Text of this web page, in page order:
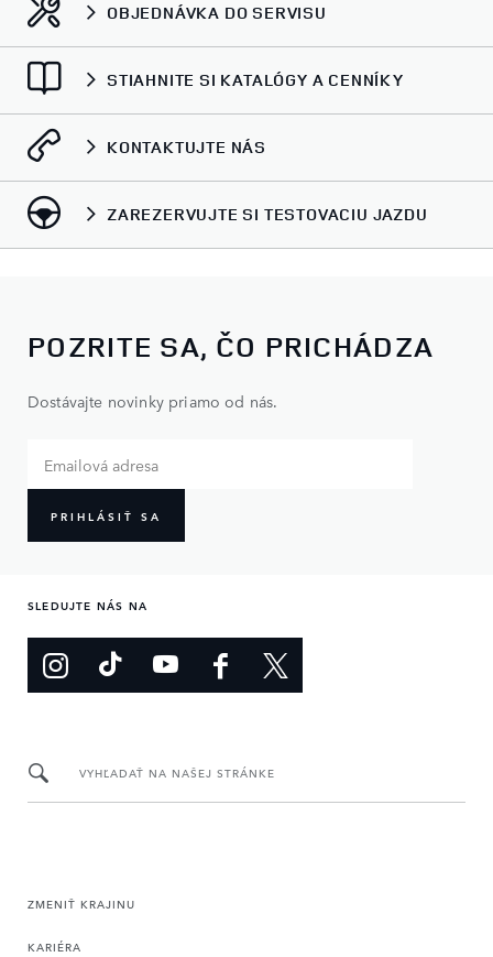
OBJEDNÁVKA DO SERVISU
STIAHNITE SI KATALÓGY A CENNÍKY
KONTAKTUJTE NÁS
ZAREZERVUJTE SI TESTOVACIU JAZDU
POZRITE SA, ČO PRICHÁDZA
Dostávajte novinky priamo od nás.
PRIHLÁSIŤ SA
SLEDUJTE NÁS NA
VYHĽADAŤ NA NAŠEJ STRÁNKE
ZMENIŤ KRAJINU
KARIÉRA